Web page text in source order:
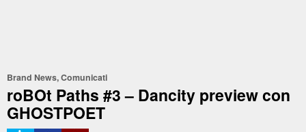
Brand News,Comunicati
roBOt Paths #3 – Dancity preview con
GHOSTPOET